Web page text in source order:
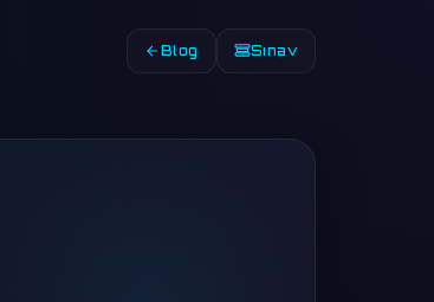
Blog Sınav